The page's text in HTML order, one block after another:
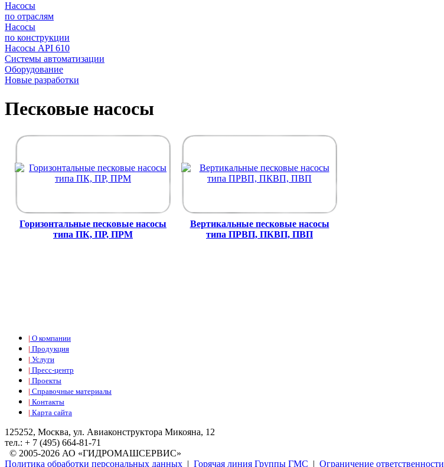
Насосы
по отраслям
Насосы
по конструкции
Насосы API 610
Системы автоматизации
Оборудование
Новые разработки
Песковые насосы
Горизонтальные песковые насосы
типа ПК, ПР, ПРМ
Вертикальные песковые насосы
типа ПРВП, ПКВП, ПВП
| О компании
| Продукция
| Услуги
| Пресс-центр
| Проекты
| Справочные материалы
| Контакты
| Карта сайта
125252, Москва, ул. Авиаконструктора Микояна, 12
тел.: + 7 (495) 664-81-71
© 2005-2026 АО «ГИДРОМАШСЕРВИС»
Политика обработки персональных данных | Горячая линия Группы ГМС | Ограничение ответственности